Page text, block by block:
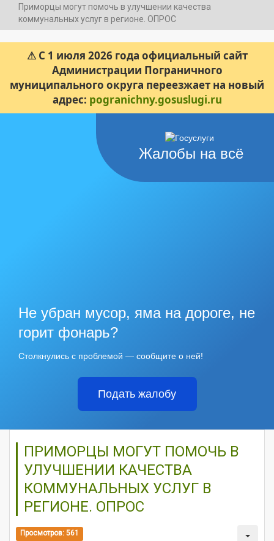
Приморцы могут помочь в улучшении качества
коммунальных услуг в регионе. ОПРОС
⚠ С 1 июля 2026 года официальный сайт
Администрации Пограничного
муниципального округа переезжает на новый
адрес: pogranichny.gosuslugi.ru
Жалобы на всё
Не убран мусор, яма на дороге, не
горит фонарь?
Столкнулись с проблемой — сообщите о ней!
Подать жалобу
ПРИМОРЦЫ МОГУТ ПОМОЧЬ В
УЛУЧШЕНИИ КАЧЕСТВА
КОММУНАЛЬНЫХ УСЛУГ В
РЕГИОНЕ. ОПРОС
Просмотров: 561